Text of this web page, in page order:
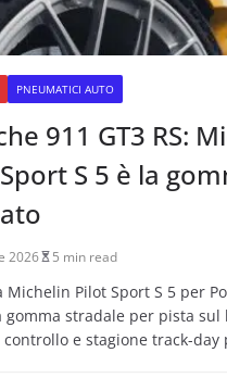
PNEUMATICI AUTO
911 GT3 RS:
S 5 è la
2026 5 min read
Michelin Pilot Sport S 5 per
gomma stradale per pista sul
e stagione track-day